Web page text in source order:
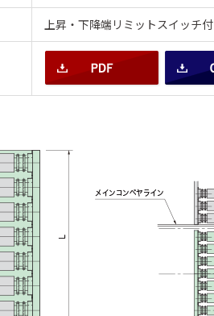
上昇・下降端リミットスイッチ付